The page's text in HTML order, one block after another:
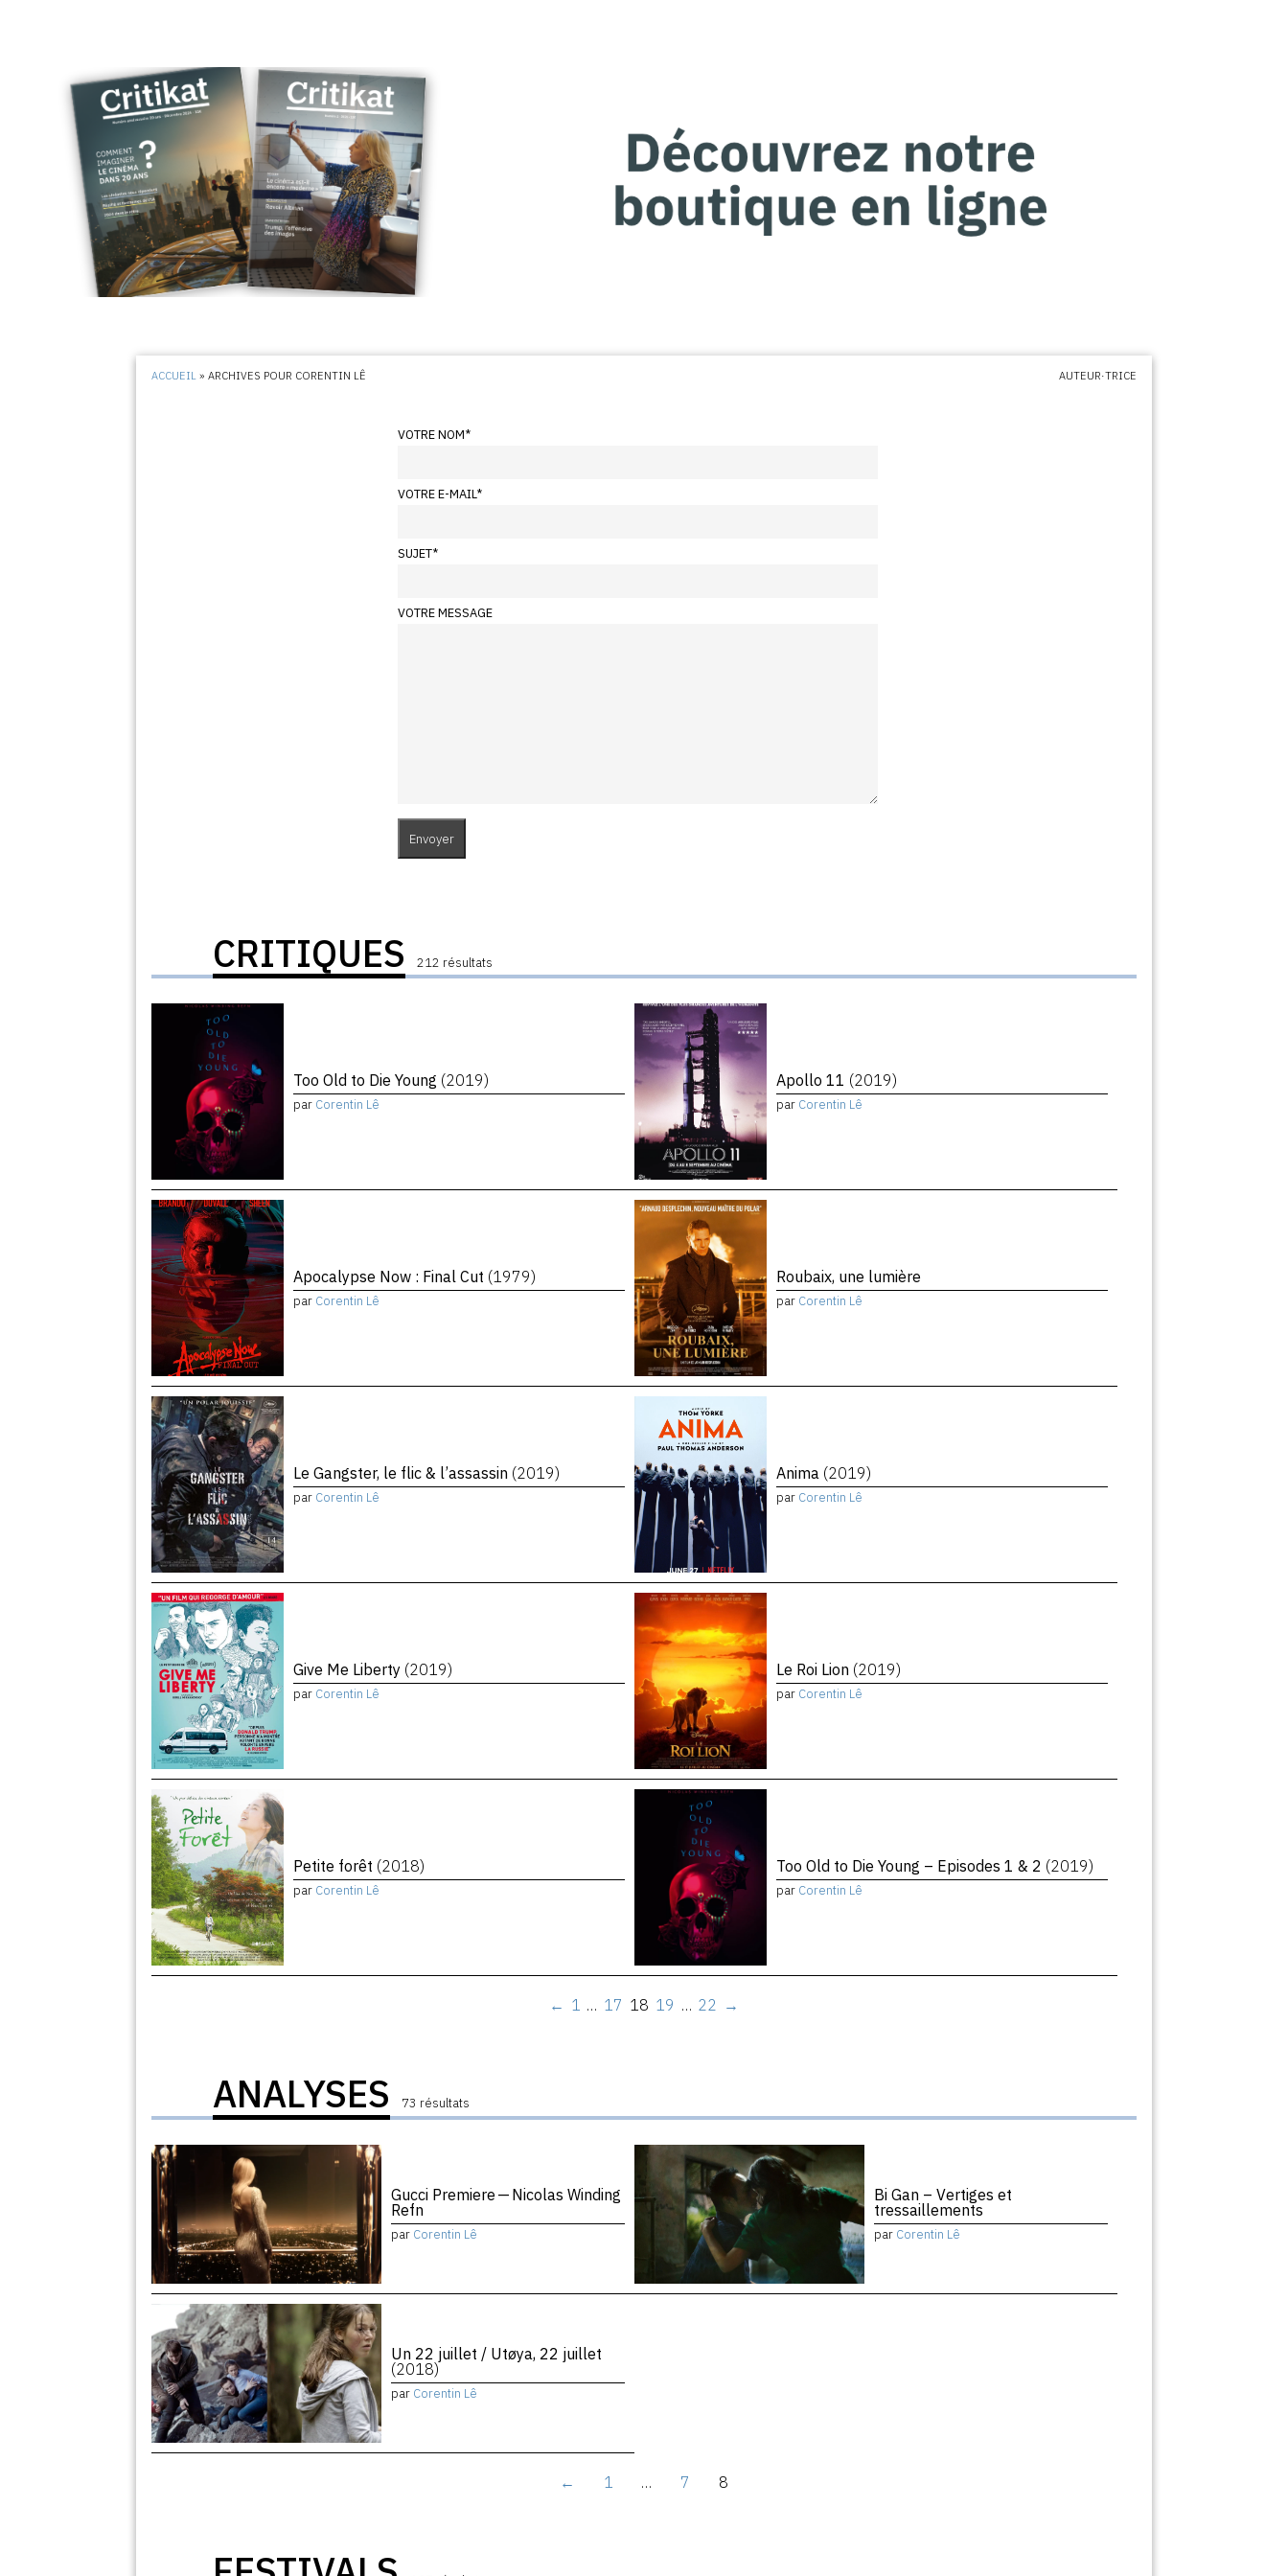
ACCUEIL »ARCHIVES POUR CORENTIN LÊ AUTEUR·TRICE
VOTRE NOM*
VOTRE E-MAIL*
SUJET*
VOTRE MESSAGE
CRITIQUES 212 résultats
Too Old to Die Young (2019)
par Corentin Lê
Apollo 11 (2019)
par Corentin Lê
Apocalypse Now : Final Cut (1979)
par Corentin Lê
Roubaix, une lumière
par Corentin Lê
Le Gangster, le flic & l’assassin (2019)
par Corentin Lê
Anima (2019)
par Corentin Lê
Give Me Liberty (2019)
par Corentin Lê
Le Roi Lion (2019)
par Corentin Lê
Petite forêt (2018)
par Corentin Lê
Too Old to Die Young – Episodes 1 & 2 (2019)
par Corentin Lê
← 1 … 17 18 19 … 22 →
ANALYSES 73 résultats
Gucci Premiere — Nicolas Winding
Refn
par Corentin Lê
Bi Gan – Vertiges et
tressaillements
par Corentin Lê
Un 22 juillet / Utøya, 22 juillet
(2018)
par Corentin Lê
← 1 … 7 8